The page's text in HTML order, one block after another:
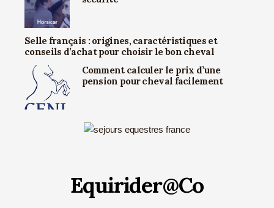
Selle français : origines, caractéristiques et
conseils d’achat pour choisir le bon cheval
Comment calculer le prix d’une
pension pour cheval facilement
Equirider@Co